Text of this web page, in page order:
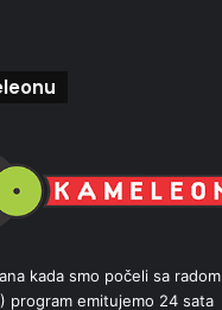
kada smo počeli sa radom
program emitujemo 24 sata